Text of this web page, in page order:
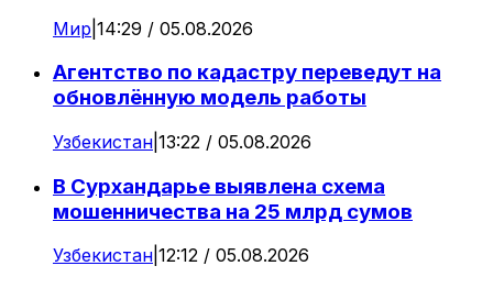
Мир 14:29 / 05.08.2026
Агентство по кадастру переведут на
обновлённую модель работы
Узбекистан 13:22 / 05.08.2026
В Сурхандарье выявлена схема
мошенничества на 25 млрд сумов
Узбекистан 12:12 / 05.08.2026